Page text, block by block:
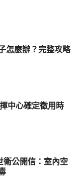
怎麼辦？完整攻略
中心確定徵用時
衛公開信：室內空